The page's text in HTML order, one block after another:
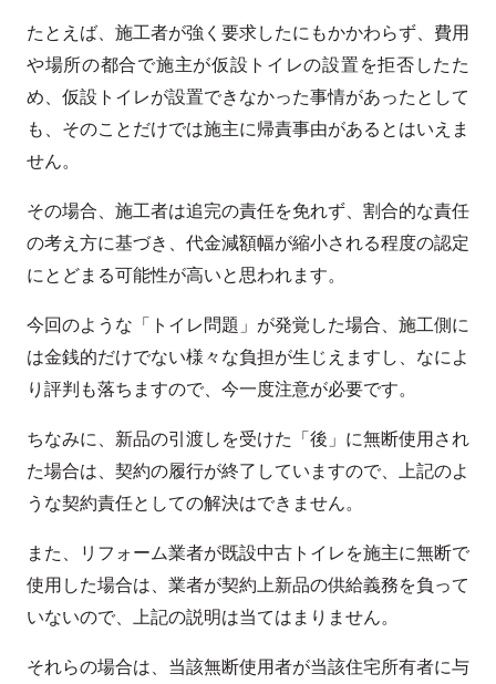
たとえば、施工者が強く要求したにもかかわらず、費用
や場所の都合で施主が仮設トイレの設置を拒否したた
め、仮設トイレが設置できなかった事情があったとして
も、そのことだけでは施主に帰責事由があるとはいえま
せん。
その場合、施工者は追完の責任を免れず、割合的な責任
の考え方に基づき、代金減額幅が縮小される程度の認定
にとどまる可能性が高いと思われます。
今回のような「トイレ問題」が発覚した場合、施工側に
は金銭的だけでない様々な負担が生じえますし、なによ
り評判も落ちますので、今一度注意が必要です。
ちなみに、新品の引渡しを受けた「後」に無断使用され
た場合は、契約の履行が終了していますので、上記のよ
うな契約責任としての解決はできません。
また、リフォーム業者が既設中古トイレを施主に無断で
使用した場合は、業者が契約上新品の供給義務を負って
いないので、上記の説明は当てはまりません。
それらの場合は、当該無断使用者が当該住宅所有者に与